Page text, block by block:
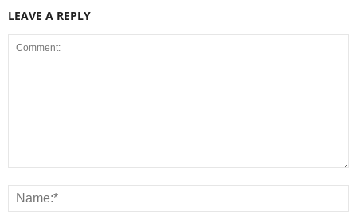
LEAVE A REPLY